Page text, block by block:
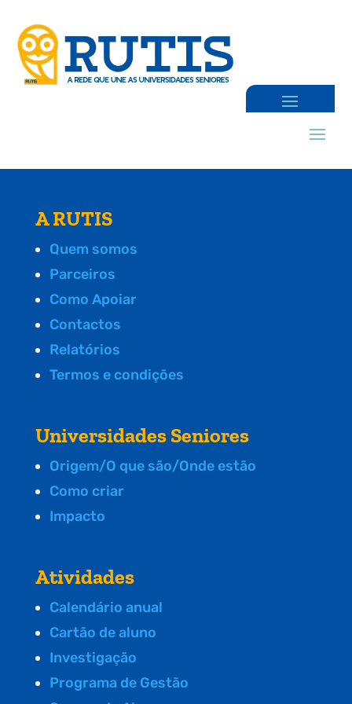
A RUTIS
Quem somos
Parceiros
Como Apoiar
Contactos
Relatórios
Termos e condições
Universidades Seniores
Origem/O que são/Onde estão
Como criar
Impacto
Atividades
Calendário anual
Cartão de aluno
Investigação
Programa de Gestão